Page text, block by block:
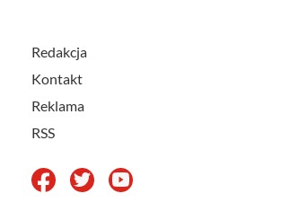
Redakcja
Kontakt
Reklama
RSS